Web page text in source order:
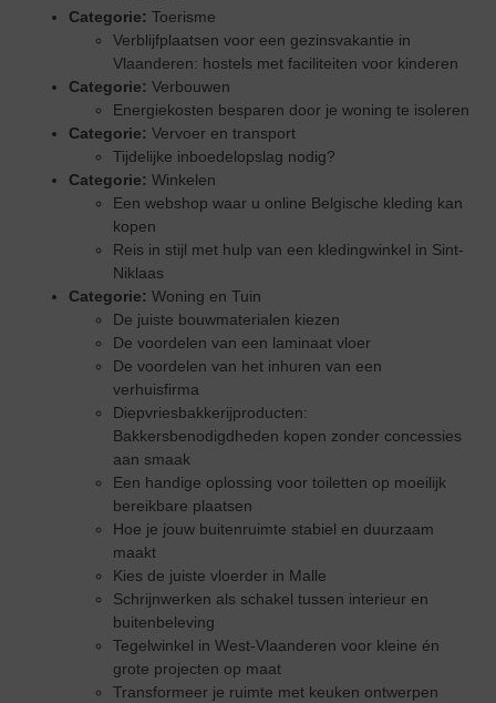
Categorie: Toerisme
Verblijfplaatsen voor een gezinsvakantie in
Vlaanderen: hostels met faciliteiten voor kinderen
Categorie: Verbouwen
Energiekosten besparen door je woning te isoleren
Categorie: Vervoer en transport
Tijdelijke inboedelopslag nodig?
Categorie: Winkelen
Een webshop waar u online Belgische kleding kan
kopen
Reis in stijl met hulp van een kledingwinkel in Sint-
Niklaas
Categorie: Woning en Tuin
De juiste bouwmaterialen kiezen
De voordelen van een laminaat vloer
De voordelen van het inhuren van een
verhuisfirma
Diepvriesbakkerijproducten:
Bakkersbenodigdheden kopen zonder concessies
aan smaak
Een handige oplossing voor toiletten op moeilijk
bereikbare plaatsen
Hoe je jouw buitenruimte stabiel en duurzaam
maakt
Kies de juiste vloerder in Malle
Schrijnwerken als schakel tussen interieur en
buitenbeleving
Tegelwinkel in West-Vlaanderen voor kleine én
grote projecten op maat
Transformeer je ruimte met keuken ontwerpen